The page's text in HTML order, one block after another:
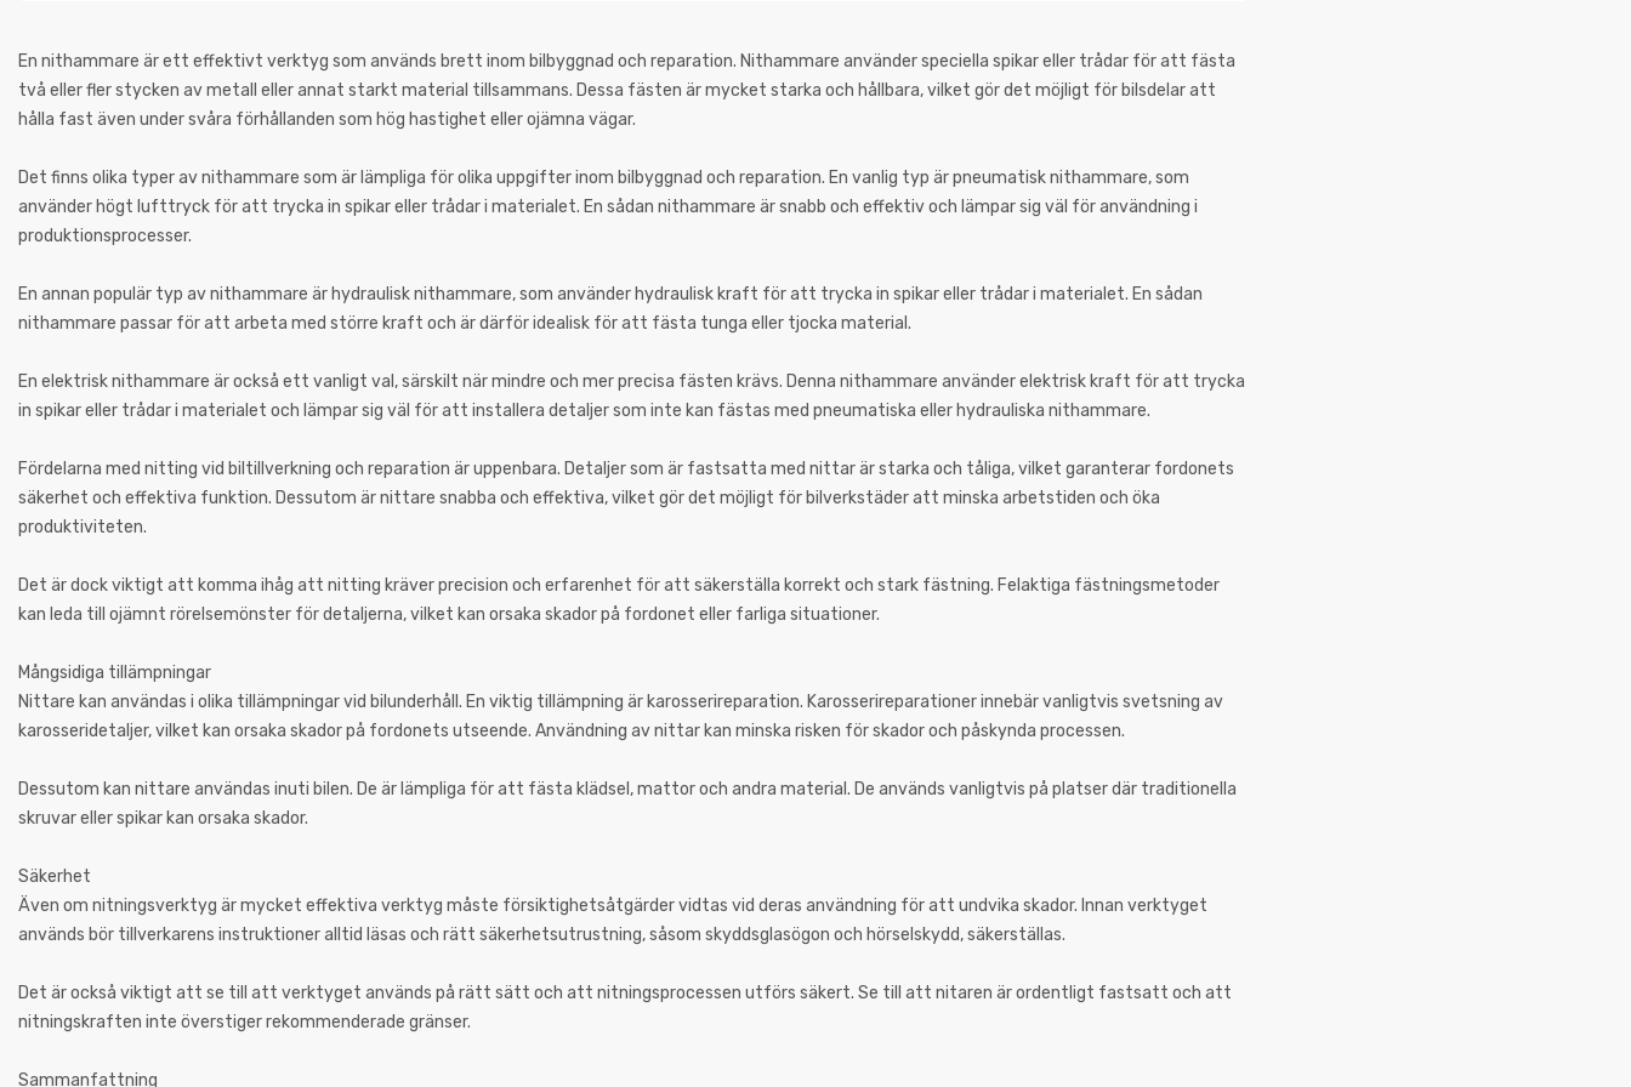
En nithammare är ett effektivt verktyg som används brett inom bilbyggnad och reparation. Nithammare använder speciella spikar eller trådar för att fästa
två eller fler stycken av metall eller annat starkt material tillsammans. Dessa fästen är mycket starka och hållbara, vilket gör det möjligt för bilsdelar att
hålla fast även under svåra förhållanden som hög hastighet eller ojämna vägar.
Det finns olika typer av nithammare som är lämpliga för olika uppgifter inom bilbyggnad och reparation. En vanlig typ är pneumatisk nithammare, som
använder högt lufttryck för att trycka in spikar eller trådar i materialet. En sådan nithammare är snabb och effektiv och lämpar sig väl för användning i
produktionsprocesser.
En annan populär typ av nithammare är hydraulisk nithammare, som använder hydraulisk kraft för att trycka in spikar eller trådar i materialet. En sådan
nithammare passar för att arbeta med större kraft och är därför idealisk för att fästa tunga eller tjocka material.
En elektrisk nithammare är också ett vanligt val, särskilt när mindre och mer precisa fästen krävs. Denna nithammare använder elektrisk kraft för att trycka
in spikar eller trådar i materialet och lämpar sig väl för att installera detaljer som inte kan fästas med pneumatiska eller hydrauliska nithammare.
Fördelarna med nitting vid biltillverkning och reparation är uppenbara. Detaljer som är fastsatta med nittar är starka och tåliga, vilket garanterar fordonets
säkerhet och effektiva funktion. Dessutom är nittare snabba och effektiva, vilket gör det möjligt för bilverkstäder att minska arbetstiden och öka
produktiviteten.
Det är dock viktigt att komma ihåg att nitting kräver precision och erfarenhet för att säkerställa korrekt och stark fästning. Felaktiga fästningsmetoder
kan leda till ojämnt rörelsemönster för detaljerna, vilket kan orsaka skador på fordonet eller farliga situationer.
Mångsidiga tillämpningar
Nittare kan användas i olika tillämpningar vid bilunderhåll. En viktig tillämpning är karosserireparation. Karosserireparationer innebär vanligtvis svetsning av
karosseridetaljer, vilket kan orsaka skador på fordonets utseende. Användning av nittar kan minska risken för skador och påskynda processen.
Dessutom kan nittare användas inuti bilen. De är lämpliga för att fästa klädsel, mattor och andra material. De används vanligtvis på platser där traditionella
skruvar eller spikar kan orsaka skador.
Säkerhet
Även om nitningsverktyg är mycket effektiva verktyg måste försiktighetsåtgärder vidtas vid deras användning för att undvika skador. Innan verktyget
används bör tillverkarens instruktioner alltid läsas och rätt säkerhetsutrustning, såsom skyddsglasögon och hörselskydd, säkerställas.
Det är också viktigt att se till att verktyget används på rätt sätt och att nitningsprocessen utförs säkert. Se till att nitaren är ordentligt fastsatt och att
nitningskraften inte överstiger rekommenderade gränser.
Sammanfattning